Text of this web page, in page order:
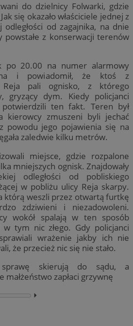
do dzielnicy Folwarki, gdzie
się okazało właściciele jednej z
od zagajnika, na dnie
powstałe z konserwacji terenów
po 20.00 na numer alarmowy
i powiadomił, że ktoś z
Reja pali ognisko, z którego
gryzący dym. Kiedy policjanci
ten fakt. Teren był
kierowcy zmuszeni byli jechać
powodu jego pojawienia się na
zaledwie kilku metrów.
miejsce, gdzie rozpalone
mniejszych ognisk. Znajdowały
odległości od pobliskiego
w pobliżu ulicy Reja skarpy.
którą weszli przez otwartą furtkę
zdziwieni i niezadowoleni.
wokół spalają w ten sposób
w tym nic złego. Gdy policjanci
wrażenie jakby ich nie
że przecież nic się nie stało.
skierują do sądu, a
zapłaci grzywnę
⏵︎